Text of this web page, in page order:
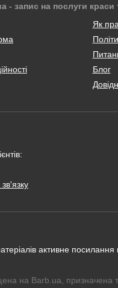
- запис на послуги краси
Як
Блог
активне
на Barb.ua, призначена